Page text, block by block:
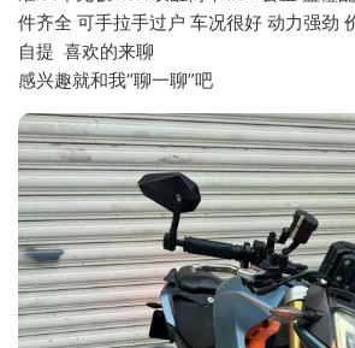
件齐全 可手拉手过户 车况很好 动力强劲
自提  喜欢的来聊
感兴趣就和我“聊一聊”吧